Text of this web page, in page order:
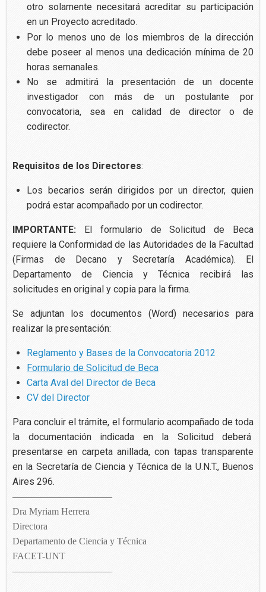
otro solamente necesitará acreditar su participación
en un Proyecto acreditado
Por lo menos uno de los miembros de la dirección
debe poseer al menos una dedicación mínima de 20
horas semanales.
No se admitirá la presentación de un docente
investigador con más de un postulante por
convocatoria, sea en calidad de director o de
codirector.
Requisitos de los Directores:
Los becarios serán dirigidos por un director, quien
podrá estar acompañado por un codirector.
IMPORTANTE: El formulario de Solicitud de Beca
requiere la Conformidad de las Autoridades de la Facultad
(Firmas de Decano y Secretaría Académica). El
Departamento de Ciencia y Técnica recibirá las
solicitudes en original y copia para la firma.
Se adjuntan los documentos (Word) necesarios para
realizar la presentación:
Reglamento y Bases de la Convocatoria 2012
Formulario de Solicitud de Beca
Carta Aval del Director de Beca
CV del Director
Para concluir el trámite, el formulario acompañado de toda
la documentación indicada en la Solicitud deberá
presentarse en carpeta anillada, con tapas transparente
en la Secretaría de Ciencia y Técnica de la U.N.T., Buenos
Aires 296.
——————————–
Dra Myriam Herrera
Directora
Departamento de Ciencia y Técnica
FACET-UNT
——————————–